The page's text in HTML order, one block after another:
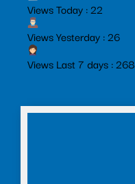
Views Today : 22
Views Yesterday : 26
Views Last 7 days : 268